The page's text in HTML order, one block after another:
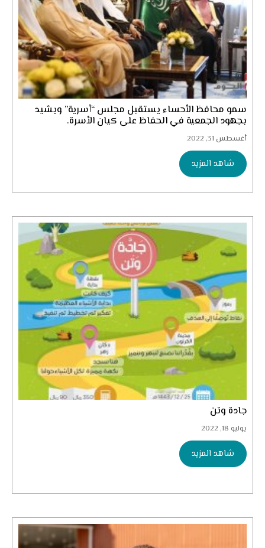
سمو محافظ الأحساء يستقبل مجلس “أُسرية” ويشيد
بجهود الجمعية في الحفاظ على كيان الأسرة.
أغسطس 31, 2022
شاهد المزيد
جادة وتن
يوليو 18, 2022
شاهد المزيد